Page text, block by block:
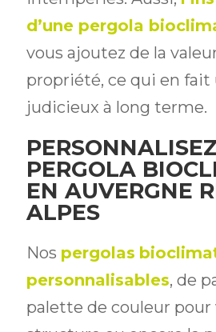
d’une pergola
vous ajoutez de la
propriété, ce qui en fait
judicieux à long terme.
PERGOLA
EN AUVERGNE
ALPES
Nos pergolas
personnalisables, de
palette de couleur pour